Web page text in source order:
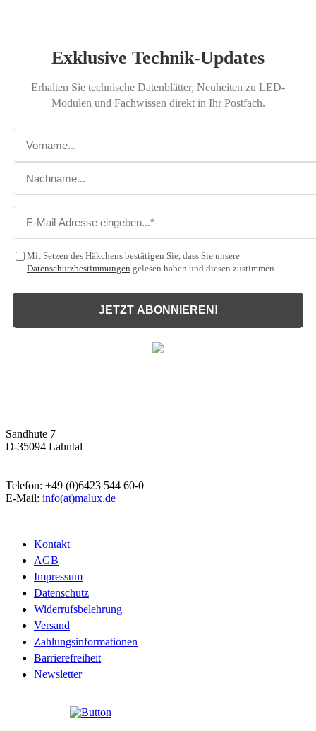
Exklusive Technik-Updates
Erhalten Sie technische Datenblätter, Neuheiten zu LED-
Modulen und Fachwissen direkt in Ihr Postfach.
Mit Setzen des Häkchens bestätigen Sie, dass Sie unsere
Datenschutzbestimmungen gelesen haben und diesen zustimmen.
JETZT ABONNIEREN!
Sandhute 7
D-35094 Lahntal
Telefon: +49 (0)6423 544 60-0
E-Mail: info(at)malux.de
Kontakt
AGB
Impressum
Datenschutz
Widerrufsbelehrung
Versand
Zahlungsinformationen
Barrierefreiheit
Newsletter